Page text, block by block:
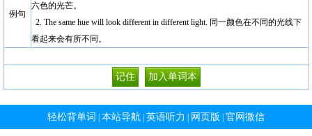
例句
六色的光芒。
2. The same hue will look different in different light. 同一颜色在不同的光线下
看起来会有所不同。
轻松背单词 本站导航 英语听力 网页版 官网微信